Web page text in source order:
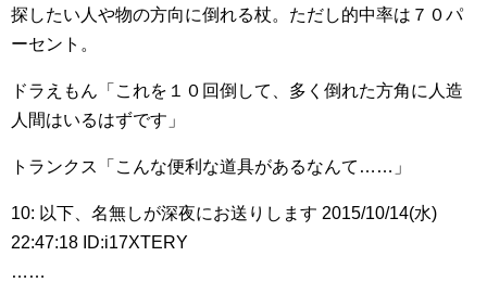
探したい人や物の方向に倒れる杖。ただし的中率は７０パ
ーセント。
ドラえもん「これを１０回倒して、多く倒れた方角に人造
人間はいるはずです」
トランクス「こんな便利な道具があるなんて……」
10: 以下、名無しが深夜にお送りします 2015/10/14(水)
22:47:18 ID:i17XTERY
……